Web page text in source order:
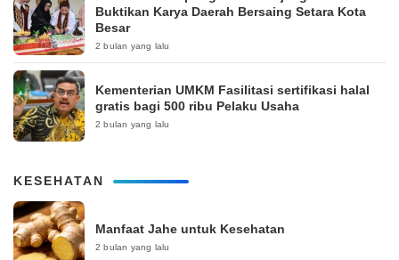
Buktikan Karya Daerah Bersaing Setara Kota
Besar
2 bulan yang lalu
Kementerian UMKM Fasilitasi sertifikasi halal
gratis bagi 500 ribu Pelaku Usaha
2 bulan yang lalu
KESEHATAN
Manfaat Jahe untuk Kesehatan
2 bulan yang lalu